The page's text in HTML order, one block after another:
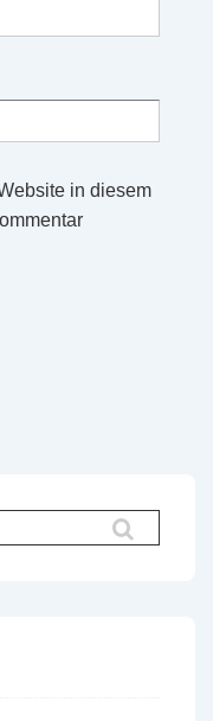
in diesem